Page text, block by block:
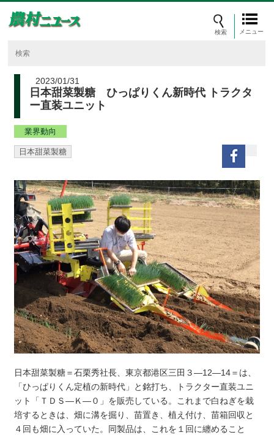
メニュー
2023/01/31
日本甜菜製糖 ひっぱりくん新時代 トラクタ
ー直装ユニット
業界動向
日本甜菜製糖
日本甜菜製糖＝石栗秀社長、東京都港区三田３―12―14＝は、
「ひっぱりくん定植の新時代」と銘打ち、トラクター直装ユニ
ット「ＴＤＳ―Ｋ―０」を販売している。これまで白ねぎを栽
培するときは、畑に溝を掘り、苗置き、植え付け、苗箱回収と
４回も畑に入っていた。同製品は、これを１回に纏めること